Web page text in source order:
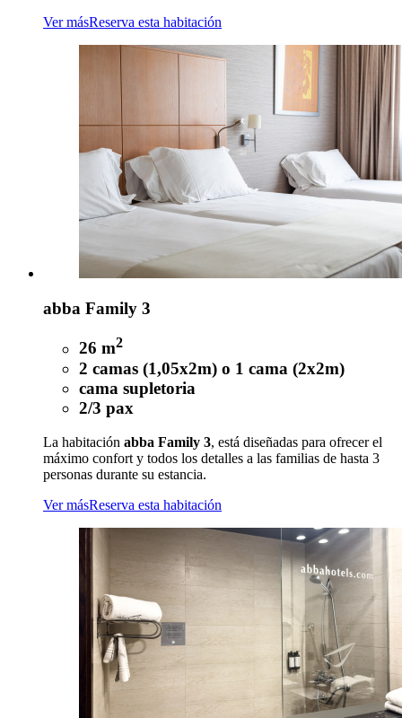
Ver másReserva esta habitación
abba Family 3
26 m2
2 camas (1,05x2m) o 1 cama (2x2m)
cama supletoria
2/3 pax
La habitación abba Family 3, está diseñadas para ofrecer el
máximo confort y todos los detalles a las familias de hasta 3
personas durante su estancia.
Ver másReserva esta habitación